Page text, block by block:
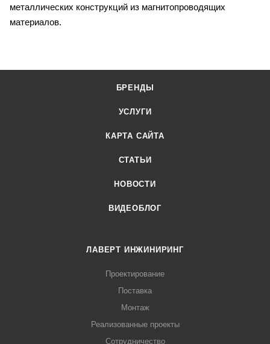
металлических конструкций из магнитопроводящих
материалов.
БРЕНДЫ
УСЛУГИ
КАРТА САЙТА
СТАТЬИ
НОВОСТИ
ВИДЕОБЛОГ
ЛАВЕРТ ИНЖИНИРИНГ
Проектирование
Поставка
Монтаж
Реализованные проекты
Сотрудничество